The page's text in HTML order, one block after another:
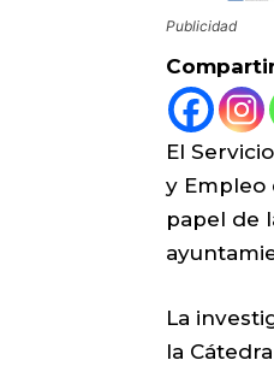
Publicidad
El
y Empleo
papel de
La
la